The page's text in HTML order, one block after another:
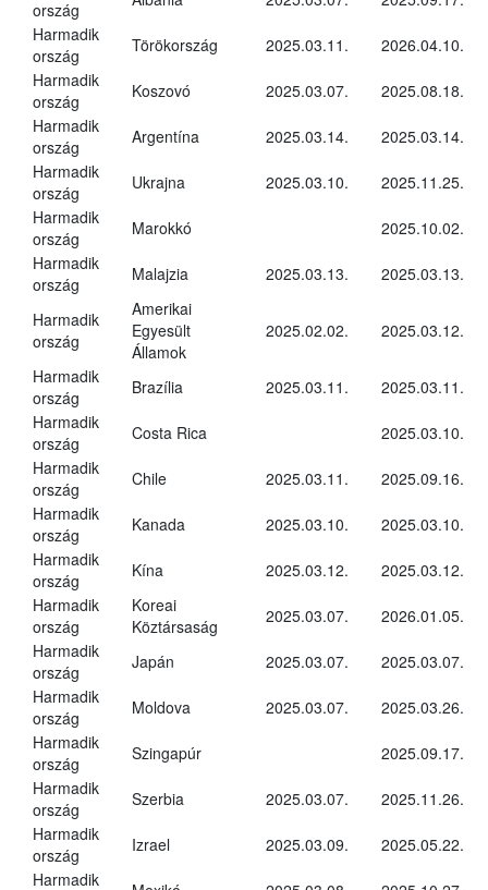
ország
Harmadik
ország
Törökország 2025.03.11.
2026.04.10.
Harmadik
ország
Koszovó 2025.03.07.
2025.08.18.
Harmadik
ország
Argentína 2025.03.14.
2025.03.14.
Harmadik
ország
Ukrajna 2025.03.10.
2025.11.25.
Harmadik
ország
Marokkó
2025.10.02.
Harmadik
ország
Malajzia 2025.03.13. 2025.03.13.
Harmadik
ország
Amerikai
Egyesült
Államok
2025.02.02. 2025.03.12.
Harmadik
ország
Brazília 2025.03.11.
2025.03.11.
Harmadik
ország
Costa Rica
2025.03.10.
Harmadik
ország
Chile 2025.03.11.
2025.09.16.
Harmadik
ország
Kanada 2025.03.10.
2025.03.10.
Harmadik
ország
Kína 2025.03.12.
2025.03.12.
Harmadik
ország
Koreai
Köztársaság
2025.03.07.
2026.01.05.
Harmadik
ország
Japán 2025.03.07.
2025.03.07.
Harmadik
ország
Moldova 2025.03.07.
2025.03.26.
Harmadik
ország
Szingapúr
2025.09.17.
Harmadik
ország
Szerbia 2025.03.07.
2025.11.26.
Harmadik
ország
Izrael 2025.03.09.
2025.05.22.
Harmadik